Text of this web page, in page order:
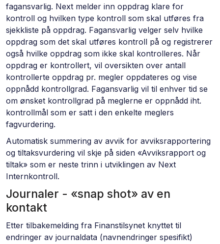
fagansvarlig. Next melder inn oppdrag klare for
kontroll og hvilken type kontroll som skal utføres fra
sjekkliste på oppdrag. Fagansvarlig velger selv hvilke
oppdrag som det skal utføres kontroll på og registrerer
også hvilke oppdrag som ikke skal kontrolleres. Når
oppdrag er kontrollert, vil oversikten over antall
kontrollerte oppdrag pr. megler oppdateres og vise
oppnådd kontrollgrad. Fagansvarlig vil til enhver tid se
om ønsket kontrollgrad på meglerne er oppnådd iht.
kontrollmål som er satt i den enkelte meglers
fagvurdering.
Automatisk summering av avvik for avviksrapportering
og tiltaksvurdering vil skje på siden «Avviksrapport og
tiltak» som er neste trinn i utviklingen av Next
Internkontroll.
Journaler - «snap shot» av en
kontakt
Etter tilbakemelding fra Finanstilsynet knyttet til
endringer av journaldata (navnendringer spesifikt)